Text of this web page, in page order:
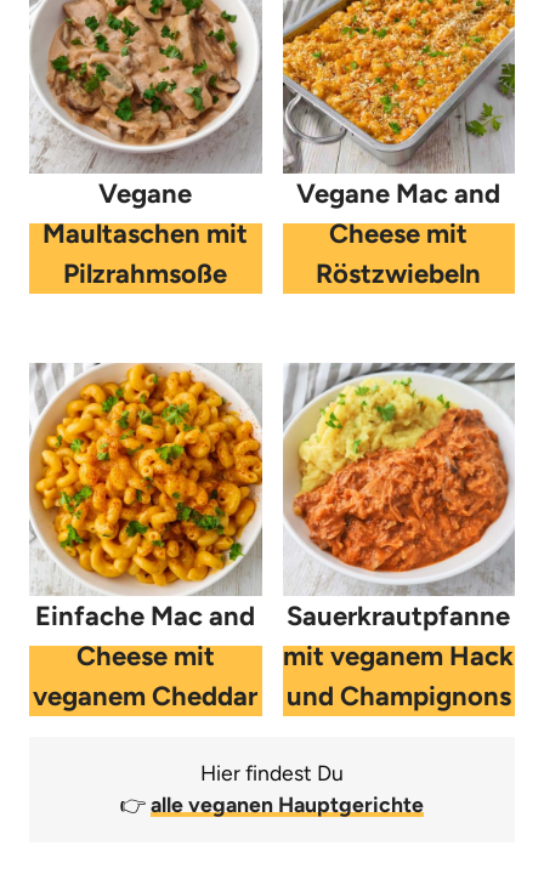
Vegane
Maultaschen mit
Pilzrahmsoße
Vegane Mac and
Cheese mit
Röstzwiebeln
Einfache Mac and
Cheese mit
veganem Cheddar
Sauerkrautpfanne
mit veganem Hack
und Champignons
Hier findest Du
👉alle veganen Hauptgerichte